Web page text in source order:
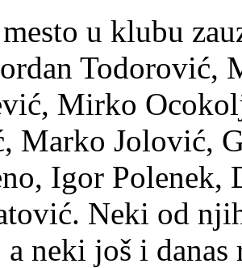
mesto u klubu
Todorović,
Mirko
Marko Jolović,
Igor Polenek,
Neki od
neki još i danas